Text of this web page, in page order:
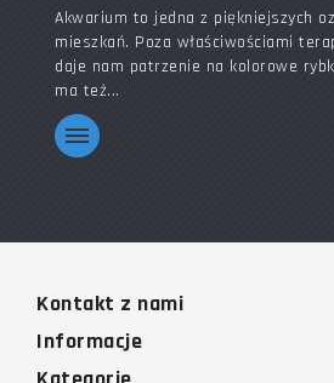
Akwarium to jedna z piękniejszych
mieszkań. Poza właściwościami
daje nam patrzenie na kolorowe
ma też...
Kontakt z nami
Informacje